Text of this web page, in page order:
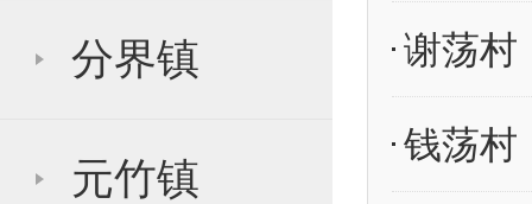
分界镇
元竹镇
谢荡村
钱荡村